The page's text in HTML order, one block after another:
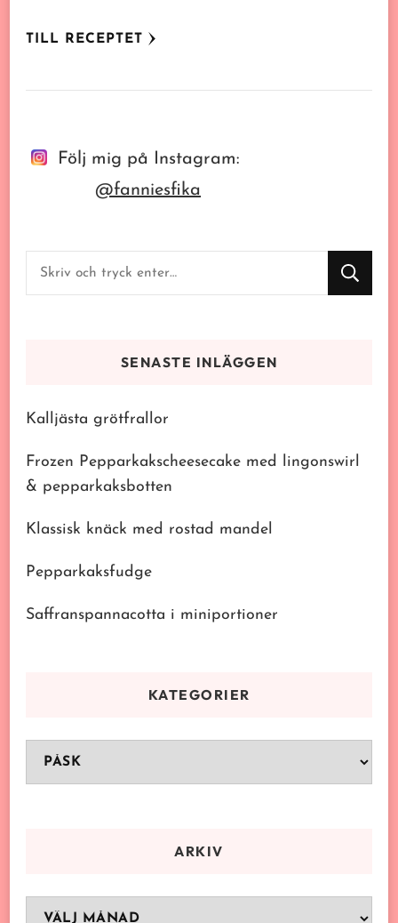
TILL RECEPTET
Följ mig på Instagram:
@fanniesfika
Letar
du
SENASTE INLÄGGEN
Kalljästa grötfrallor
Frozen Pepparkakscheesecake med lingonswirl
& pepparkaksbotten
Klassisk knäck med rostad mandel
Pepparkaksfudge
Saffranspannacotta i miniportioner
KATEGORIER
Kategorier
ARKIV
Arkiv